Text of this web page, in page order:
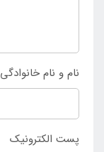
نام و نام خانوادگی
پست الکترونیک